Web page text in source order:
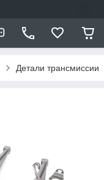
Детали трансмиссии